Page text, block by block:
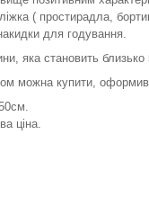
( простирадла,
для годування.
яка становить близько
можна купити,
ціна.